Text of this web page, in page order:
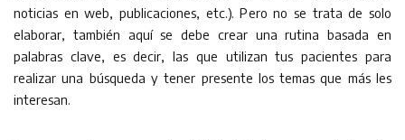
noticias en web, publicaciones, etc.). Pero no se trata de solo
elaborar, también aquí se debe crear una rutina basada en
palabras clave, es decir, las que utilizan tus pacientes para
realizar una búsqueda y tener presente los temas que más les
interesan.